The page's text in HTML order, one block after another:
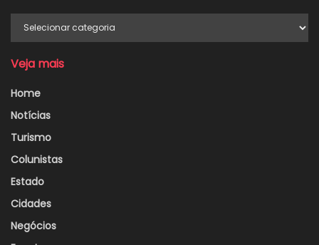
Veja mais
Home
Notícias
Turismo
Colunistas
Estado
Cidades
Negócios